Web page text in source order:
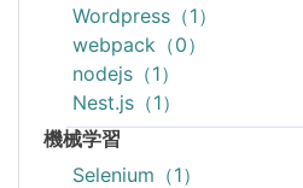
Wordpress（1）
webpack（0）
nodejs（1）
Nest.js（1）
機械学習
Selenium（1）